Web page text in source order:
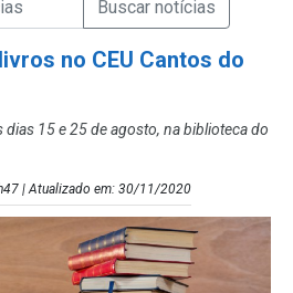
no CEU Cantos do
15 e 25 de agosto, na biblioteca do
| Atualizado em: 30/11/2020